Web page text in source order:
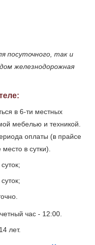
посуточного, так и
железнодорожная
в 6-ти местных
мебелью и техникой.
оплаты (в прайсе
в сутки).
час - 12:00.
лет.